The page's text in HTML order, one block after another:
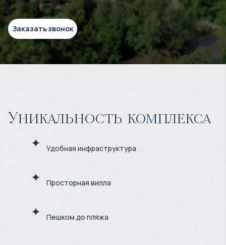
Заказать звонок
Уникальность комплекса
Удобная инфраструктура
Просторная вилла
Пешком до пляжа